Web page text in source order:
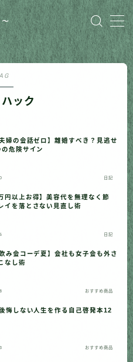
ック
婦の会話ゼロ】離婚すべき？見逃せ
危険サイン
日記
円以上お得】美容代を無理なく節
イを落とさない見直し術
日記
み会コーデ夏】会社も女子会も外さ
なし術
おすすめ商品
悔しない人生を作る自己啓発本12
おすすめ商品